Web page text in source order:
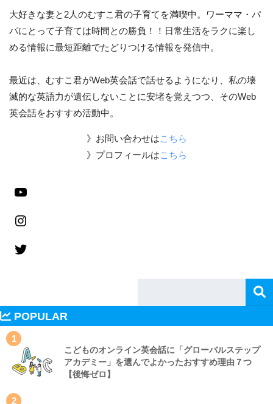
大好きな妻と2人のむすこ君の子育てを満喫中。ワーママ・パ
パにとって子育ては時間との勝負！！日常生活をラクに楽し
める情報に最短距離でたどりつける情報を発信中。
最近は、むすこ君がWeb英会話で話せるようになり、私の壊
滅的な英語力が遺伝しないことに安堵を覚えつつ、そのWeb
英会話をおすすめ活動中。
》お問い合わせはこちら
》プロフィールはこちら
POPULAR
1
こどものオンライン英会話に「グローバルステップ
アカデミー」を選んでよかったおすすめ理由７つ
【後悔ゼロ】
2